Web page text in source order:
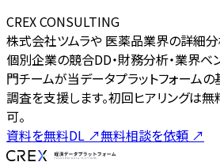
CREX CONSULTING
株式会社ツムラや 医薬品業界の詳細
個別企業の競合DD・財務分析・業界ベ
門チームが当データプラットフォーム
調査を支援します。初回ヒアリングは
可。
資料を無料DL ↗無料相談を依頼 ↗